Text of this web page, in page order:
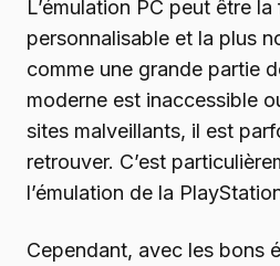
L’émulation PC peut être
personnalisable et la plus
comme une grande partie
moderne est inaccessible
sites malveillants, il est
retrouver. C’est
l’émulation de la
Cependant, avec les bons